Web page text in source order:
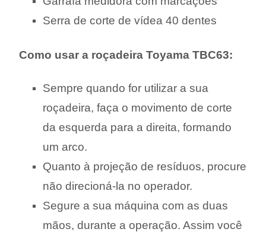
Serra de corte de vídea 40 dentes
Como usar a roçadeira Toyama TBC63:
Sempre quando for utilizar a sua
roçadeira, faça o movimento de corte
da esquerda para a direita, formando
um arco.
Quanto à projeção de resíduos, procure
não direcioná-la no operador.
Segure a sua máquina com as duas
mãos, durante a operação. Assim você